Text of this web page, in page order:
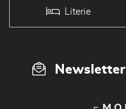
Literie
Newsletter